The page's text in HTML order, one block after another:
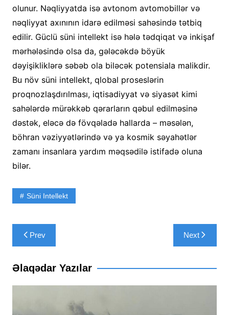
olunur. Nəqliyyatda isə avtonom avtomobillər və
nəqliyyat axınının idarə edilməsi sahəsində tətbiq
edilir. Güclü süni intellekt isə hələ tədqiqat və inkişaf
mərhələsində olsa da, gələcəkdə böyük
dəyişikliklərə səbəb ola biləcək potensiala malikdir.
Bu növ süni intellekt, qlobal proseslərin
proqnozlaşdırılması, iqtisadiyyat və siyasət kimi
sahələrdə mürəkkəb qərarların qəbul edilməsinə
dəstək, eləcə də fövqəladə hallarda – məsələn,
böhran vəziyyətlərində və ya kosmik səyahətlər
zamanı insanlara yardım məqsədilə istifadə oluna
bilər.
Süni Intellekt
Yazı
naviqasiyası
Prev Next
Əlaqədar Yazılar